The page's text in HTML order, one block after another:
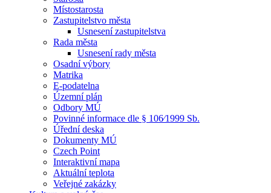
Místostarosta
Zastupitelstvo města
Usnesení zastupitelstva
Rada města
Usnesení rady města
Osadní výbory
Matrika
E-podatelna
Územní plán
Odbory MÚ
Povinné informace dle § 106⁄1999 Sb.
Úřední deska
Dokumenty MÚ
Czech Point
Interaktivní mapa
Aktuální teplota
Veřejné zakázky